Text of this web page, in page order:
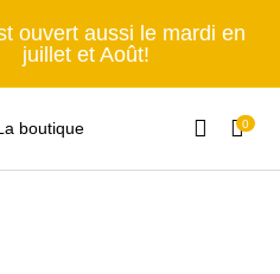
ouvert aussi le mardi en
juillet et Août!
0
naturelles